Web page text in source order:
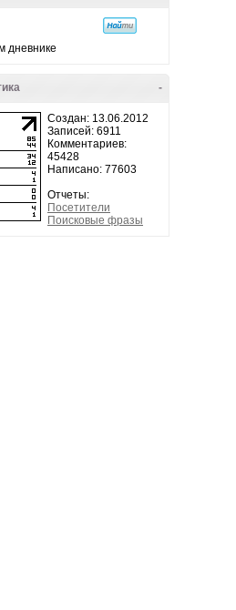
дневнике
-
Создан: 13.06.2012
Записей: 6911
Комментариев:
45428
Написано: 77603
Отчеты:
Посетители
Поисковые фразы